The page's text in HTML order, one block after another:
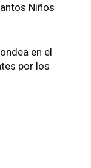
Niños
en el
por los